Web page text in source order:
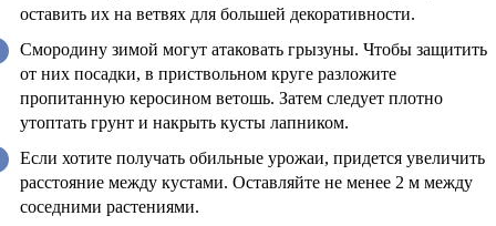
оставить их на ветвях для большей декоративности.
Смородину зимой могут атаковать грызуны. Чтобы защитить
от них посадки, в приствольном круге разложите
пропитанную керосином ветошь. Затем следует плотно
утоптать грунт и накрыть кусты лапником.
Если хотите получать обильные урожаи, придется увеличить
расстояние между кустами. Оставляйте не менее 2 м между
соседними растениями.